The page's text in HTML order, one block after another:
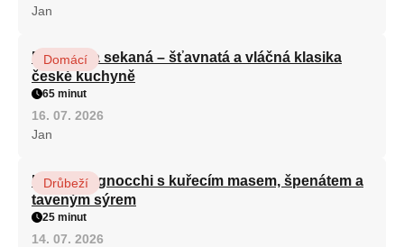
Jan
Babiččina sekaná – šťavnatá a vláčná klasika
české kuchyně
Domácí
65 minut
16. 07. 2026
Jan
Krémové gnocchi s kuřecím masem, špenátem a
taveným sýrem
Drůbeží
25 minut
14. 07. 2026